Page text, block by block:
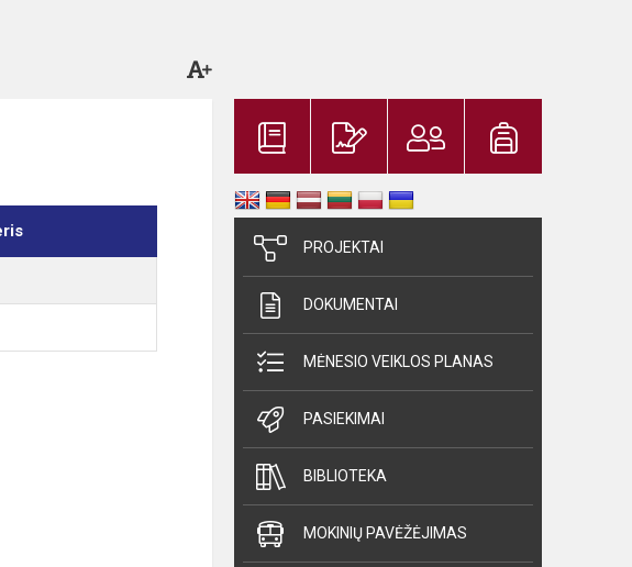
PROJEKTAI
DOKUMENTAI
MĖNESIO VEIKLOS PLANAS
PASIEKIMAI
BIBLIOTEKA
MOKINIŲ PAVĖŽĖJIMAS